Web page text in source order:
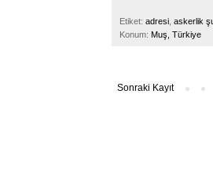
Etiket: adresi askerlik
Konum: Muş, Türkiye
Sonraki Kayıt